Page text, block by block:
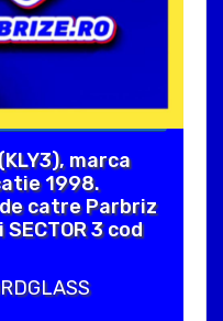
marca
1998.
catre Parbriz
3 cod